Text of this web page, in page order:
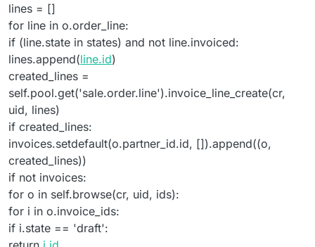
lines = []
for line in o.order_line:
if (line.state in states) and not line.invoiced:
lines.append(line.id)
created_lines =
self.pool.get('sale.order.line').invoice_line_create(cr,
uid, lines)
if created_lines:
invoices.setdefault(o.partner_id.id, []).append((o,
created_lines))
if not invoices:
for o in self.browse(cr, uid, ids):
for i in o.invoice_ids:
if i.state == 'draft':